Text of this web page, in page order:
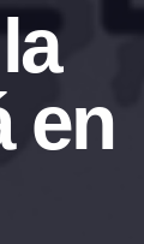
en